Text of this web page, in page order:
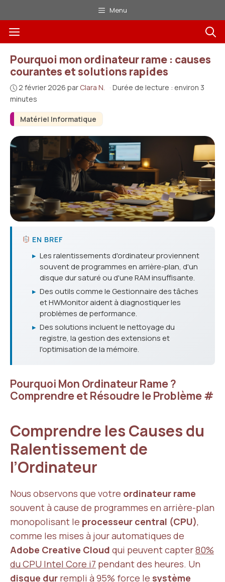
au
contenu
Menu
Menu
Matériel Informatique
Pourquoi mon ordinateur rame : causes
courantes et solutions rapides
2 février 2026 par Clara N. · Durée de lecture : environ 3
minutes
EN BREF
▸ Les ralentissements d'ordinateur proviennent
souvent de programmes en arrière-plan, d'un
disque dur saturé ou d'une RAM insuffisante.
▸ Des outils comme le Gestionnaire des tâches
et HWMonitor aident à diagnostiquer les
problèmes de performance.
▸ Des solutions incluent le nettoyage du
registre, la gestion des extensions et
l'optimisation de la mémoire.
Pourquoi Mon Ordinateur Rame ?
Comprendre et Résoudre le Problème#
Comprendre les Causes du
Ralentissement de
l’Ordinateur
Nous observons que votre ordinateur rame
souvent à cause de programmes en arrière-plan
monopolisant le processeur central (CPU),
comme les mises à jour automatiques de
Adobe Creative Cloud qui peuvent capter80%
du CPU Intel Core i7 pendant des heures. Un
disque dur rempli à 95% force le système